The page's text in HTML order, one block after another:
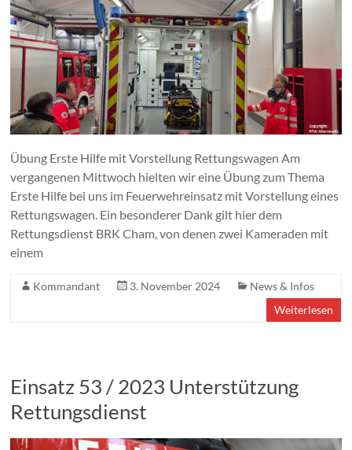
Übung Erste Hilfe mit Vorstellung Rettungswagen Am
vergangenen Mittwoch hielten wir eine Übung zum Thema
Erste Hilfe bei uns im Feuerwehreinsatz mit Vorstellung eines
Rettungswagen. Ein besonderer Dank gilt hier dem
Rettungsdienst BRK Cham, von denen zwei Kameraden mit
einem
Kommandant 3. November 2024
News & Infos
Weiterlesen
Einsatz 53 / 2023 Unterstützung
Rettungsdienst